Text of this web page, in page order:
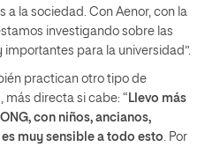
la sociedad. Con Aenor, con la
investigando sobre las
para la universidad”.
practican otro tipo de
más directa si cabe: “ Llevo más
con niños, ancianos,
muy sensible a todo esto . Por